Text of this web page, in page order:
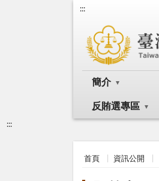
:::
簡介
反賄選專區
:::
首頁 資訊公開